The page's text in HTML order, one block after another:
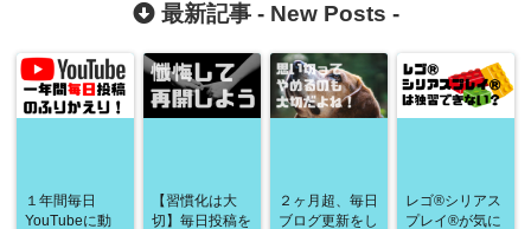
最新記事 - New Posts -
１年間毎日
YouTubeに動
【習慣化は大
切】毎日投稿を
２ヶ月超、毎日
ブログ更新をし
レゴ®シリアス
プレイ®が気に